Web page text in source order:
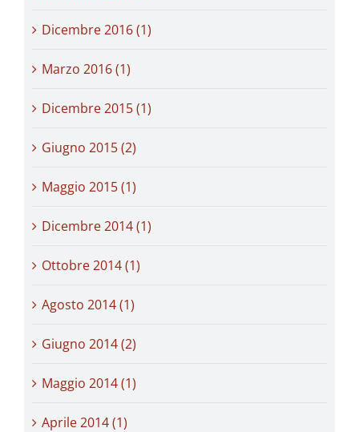
Dicembre 2016 (1)
Marzo 2016 (1)
Dicembre 2015 (1)
Giugno 2015 (2)
Maggio 2015 (1)
Dicembre 2014 (1)
Ottobre 2014 (1)
Agosto 2014 (1)
Giugno 2014 (2)
Maggio 2014 (1)
Aprile 2014 (1)